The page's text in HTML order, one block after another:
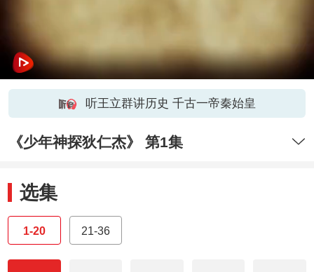
听王立群讲历史 千古一帝秦始皇
《少年神探狄仁杰》 第1集
选集
1-20 21-36